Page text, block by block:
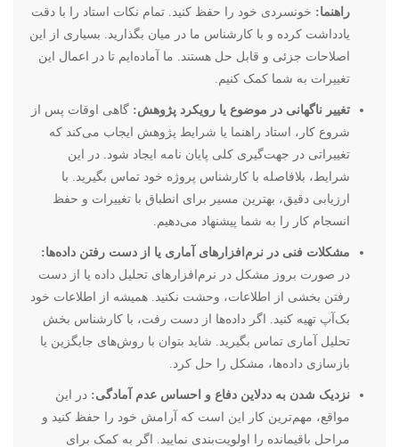
راهنما: خونسردی خود را حفظ کنید. تمام نکات استاد را با دقت
یادداشت کرده و با کارشناس ما در میان بگذارید. بسیاری از این
اصلاحات جزئی و قابل حل هستند. ما آماده‌ایم تا در اعمال این
تغییرات به شما کمک کنیم.
تغییر ناگهانی در موضوع یا رویکرد پژوهش: گاهی اوقات پس از
شروع کار، استاد راهنما یا شرایط پژوهش ایجاب می‌کند که
تغییراتی در جهت‌گیری کلی پایان نامه ایجاد شود. در این
شرایط، بلافاصله با کارشناس پروژه خود تماس بگیرید. با
ارزیابی دقیق، بهترین مسیر برای انطباق با تغییرات و حفظ
انسجام کار را به شما پیشنهاد می‌دهیم.
مشکلات فنی در نرم‌افزارهای آماری یا از دست رفتن داده‌ها:
در صورت بروز مشکل در نرم‌افزارهای تحلیل داده یا از دست
رفتن بخشی از اطلاعات، وحشت نکنید. همیشه از اطلاعات خود
بک‌آپ تهیه کنید. اگر داده‌ها از دست رفت، با کارشناس بخش
تحلیل آماری تماس بگیرید. شاید بتوان با روش‌های جایگزین یا
بازسازی داده‌ها، مشکل را حل کرد.
نزدیک شدن به ددلاین دفاع و احساس عدم آمادگی: در این
مواقع، مهم‌ترین کار این است که آرامش خود را حفظ کنید و
مراحل باقیمانده را اولویت‌بندی نمایید. اگر به کمک برای